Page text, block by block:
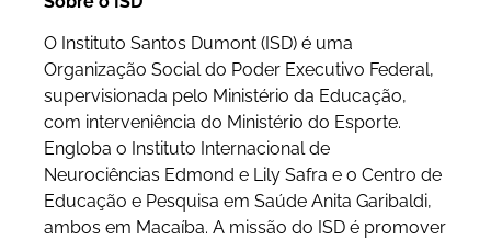
O Instituto Santos Dumont (ISD) é uma
Organização Social do Poder Executivo Federal,
supervisionada pelo Ministério da Educação,
com interveniência do Ministério do Esporte.
Engloba o Instituto Internacional de
Neurociências Edmond e Lily Safra e o Centro de
Educação e Pesquisa em Saúde Anita Garibaldi,
ambos em Macaíba. A missão do ISD é promover